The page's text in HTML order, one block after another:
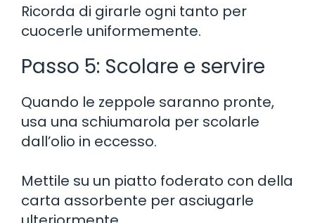
Ricorda di girarle ogni tanto per
cuocerle uniformemente.
Passo 5: Scolare e servire
Quando le zeppole saranno pronte,
usa una schiumarola per scolarle
dall’olio in eccesso.
Mettile su un piatto foderato con della
carta assorbente per asciugarle